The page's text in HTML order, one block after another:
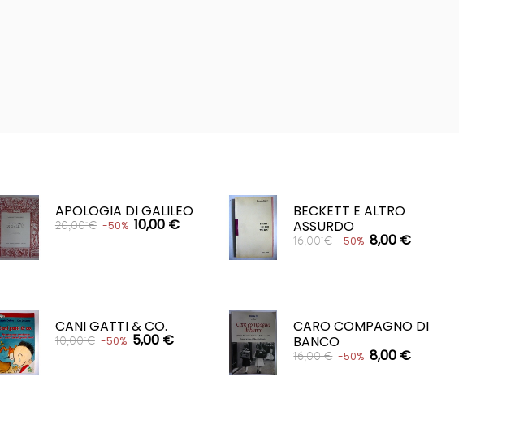
APOLOGIA DI GALILEO
20,00 € -50% 10,00 €
BECKETT E ALTRO
ASSURDO
16,00 € -50% 8,00 €
CANI GATTI & CO.
10,00 € -50% 5,00 €
CARO COMPAGNO DI
BANCO
16,00 € -50% 8,00 €